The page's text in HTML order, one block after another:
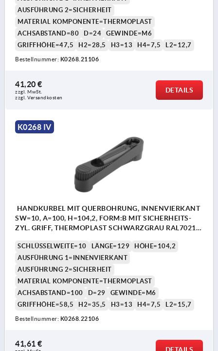
AUSFÜHRUNG 2=SICHERHEIT
MATERIAL KOMPONENTE=THERMOPLAST
ACHSABSTAND=80
D=24
GEWINDE=M6
GRIFFHÖHE=47,5
H2=28,5 H3=13 H4=7,5 L2=12,7
Bestellnummer: K0268.21106
41,20 €
zzgl. MwSt.
zzgl. Versandkosten
DETAILS
K0268 IV
HANDKURBEL MIT QUERBOHRUNG, INNENVIERKANT
SW=10, A=100, H=104,2, FORM:B MIT SICHERHEITS-
ZYL. GRIFF, THERMOPLAST SCHWARZGRAU RAL7021,
SCHLÜSSELWEITE=10 LÄNGE=129
HÖHE=104,2
AUSFÜHRUNG 1=INNENVIERKANT
AUSFÜHRUNG 2=SICHERHEIT
MATERIAL KOMPONENTE=THERMOPLAST
ACHSABSTAND=100
D=29
GEWINDE=M6
GRIFFHÖHE=58,5
H2=35,5 H3=13 H4=7,5 L2=15,7
Bestellnummer: K0268.22106
41,61 €